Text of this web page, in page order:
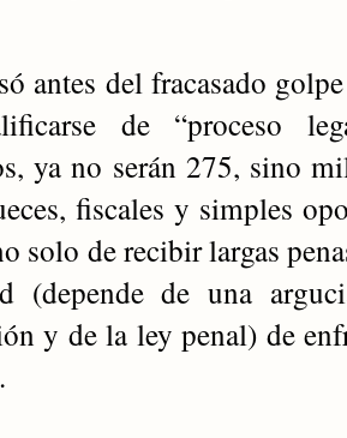
antes del fracasado
de “proceso
ya no serán 275, sino
fiscales y simples
solo de recibir largas
(depende de una
y de la ley penal) de